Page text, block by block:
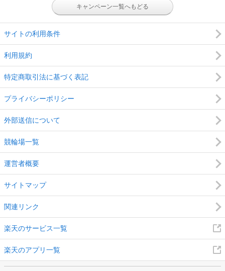
キャンペーン一覧へもどる
サイトの利用条件
利用規約
特定商取引法に基づく表記
プライバシーポリシー
外部送信について
競輪場一覧
運営者概要
サイトマップ
関連リンク
楽天のサービス一覧
楽天のアプリ一覧